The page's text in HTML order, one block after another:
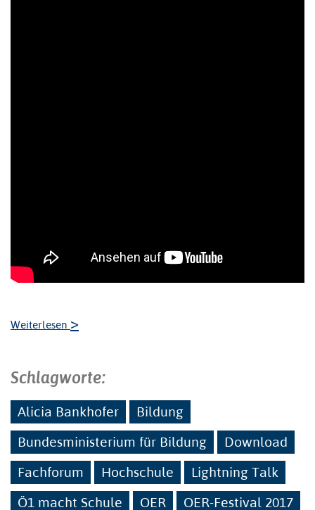
Weiterlesen >
Schlagworte:
Alicia Bankhofer
Bildung
Bundesministerium für Bildung
Download
Fachforum
Hochschule
Lightning Talk
Ö1 macht Schule
OER
OER-Festival 2017